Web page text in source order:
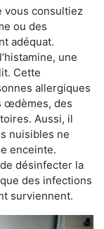
vous consultiez
ou des
adéquat.
une
Cette
allergiques
œdèmes, des
Aussi, il
nuisibles ne
enceinte.
désinfecter la
des infections
surviennent.